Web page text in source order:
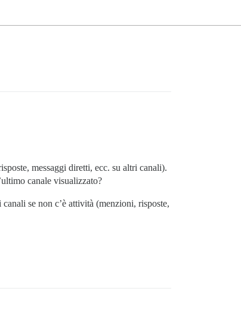
messaggi diretti, ecc. su altri canali).
canale visualizzato?
se non c’è attività (menzioni, risposte,